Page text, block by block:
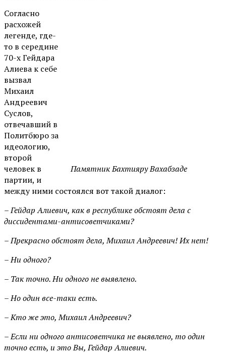
Памятник Бахтияру Вахабзаде
Согласно
расхожей
легенде, где-
то в середине
70-х Гейдара
Алиева к себе
вызвал
Михаил
Андреевич
Суслов,
отвечавший в
Политбюро за
идеологию,
второй
человек в
партии, и
между ними состоялся вот такой диалог:
– Гейдар Алиевич, как в республике обстоят дела с
диссидентами-антисоветчиками?
– Прекрасно обстоят дела, Михаил Андреевич! Их нет!
– Ни одного?
– Так точно. Ни одного не выявлено.
– Но один все-таки есть.
– Кто же это, Михаил Андреевич?
– Если ни одного антисоветчика не выявлено, то один
точно есть, и это Вы, Гейдар Алиевич.